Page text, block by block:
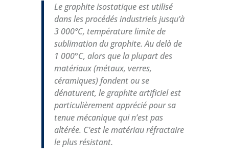
Le graphite isostatique est utilisé
dans les procédés industriels jusqu’à
3 000ºC, température limite de
sublimation du graphite. Au delà de
1 000°C, alors que la plupart des
matériaux (métaux, verres,
céramiques) fondent ou se
dénaturent, le graphite artificiel est
particulièrement apprécié pour sa
tenue mécanique qui n’est pas
altérée. C’est le matériau réfractaire
le plus résistant.